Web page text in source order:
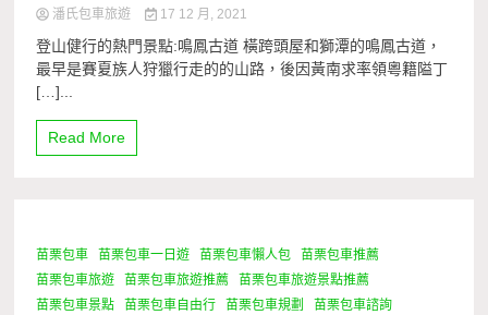
潘氏包車旅遊 17 12 月, 2021
登山健行的熱門景點:鳴鳳古道 橫跨頭屋和獅潭的鳴鳳古道，
最早是賽夏族人狩獵行走的的山路，後因黃南求率領粵籍隘丁
[…]...
Read More
1 Minute
苗栗包車 苗栗包車一日遊 苗栗包車懶人包
苗栗包車推薦
苗栗包車旅遊
苗栗包車旅遊推薦
苗栗包車旅遊景點推薦
苗栗包車景點
苗栗包車自由行 苗栗包車規劃
苗栗包車諮詢